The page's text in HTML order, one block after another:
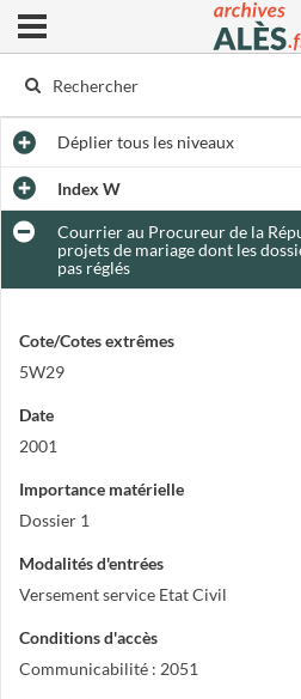
Archives
Ouvrir le menu déroulant
Dépliertous les niveaux
Index W
Courrier au Procureur de la
projets de mariage dont les
pas réglés
Cote/Cotes extrêmes
5W29
Date
2001
Importance matérielle
Dossier 1
Modalités d'entrées
Versement service Etat Civil
Conditions d'accès
Communicabilité : 2051